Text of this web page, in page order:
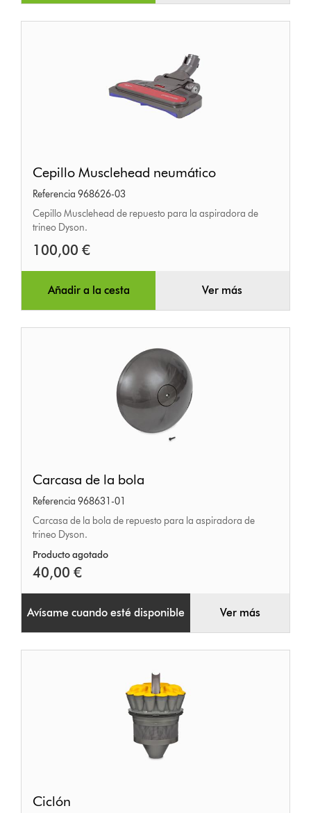
Musclehead
neumático
Cepillo Musclehead neumático
Referencia 968626-03
Cepillo Musclehead de repuesto para la aspiradora de
trineo Dyson.
100,00 €
Añadir a la cesta Ver más
de
la
bola
Carcasa de la bola
Referencia 968631-01
Carcasa de la bola de repuesto para la aspiradora de
trineo Dyson.
Producto agotado
40,00 €
Avísame cuando esté disponible Ver más
Ciclón